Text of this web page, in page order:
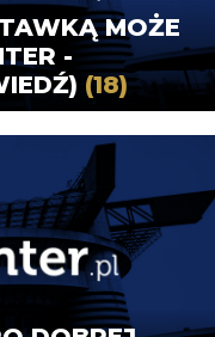
MOŻE
-
(18)